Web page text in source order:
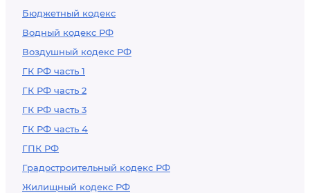
Бюджетный кодекс
Водный кодекс РФ
Воздушный кодекс РФ
ГК РФ часть 1
ГК РФ часть 2
ГК РФ часть 3
ГК РФ часть 4
ГПК РФ
Градостроительный кодекс РФ
Жилищный кодекс РФ